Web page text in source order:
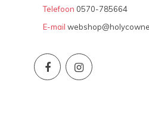
Telefoon 0570-785664
E-mail